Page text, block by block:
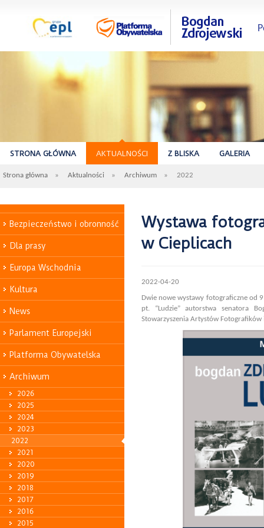
STRONA GŁÓWNA AKTUALNOŚCI Z BLISKA GALERIA
Strona główna » Aktualności » Archiwum » 2022
Bezpieczeństwo i obronność
Dla prasy
Europa Wschodnia
Kultura
News
Parlament Europejski
Platforma Obywatelska
Archiwum
2026
2025
2024
2023
2022
2021
2020
2019
2018
2017
2016
2015
Wystawa
w Cieplicach
2022-04-20
Dwie nowe wystawy fotograficzne od
pt. “Ludzie” autorstwa senatora
Stowarzyszenia Artystów